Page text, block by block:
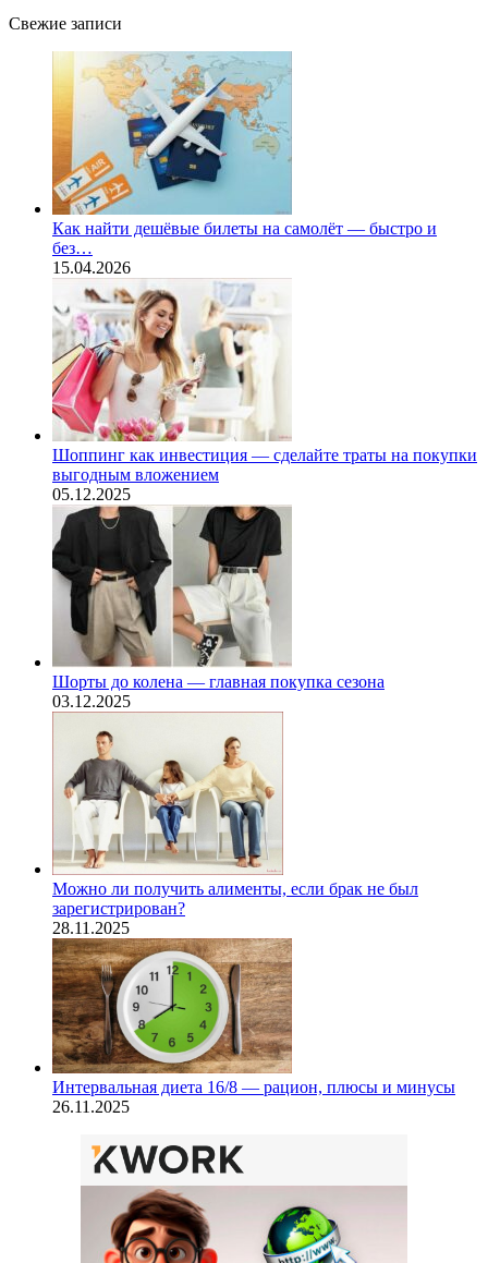
Свежие записи
Как найти дешёвые билеты на самолёт — быстро и
без…
15.04.2026
Шоппинг как инвестиция — сделайте траты на покупки
выгодным вложением
05.12.2025
Шорты до колена — главная покупка сезона
03.12.2025
Можно ли получить алименты, если брак не был
зарегистрирован?
28.11.2025
Интервальная диета 16/8 — рацион, плюсы и минусы
26.11.2025